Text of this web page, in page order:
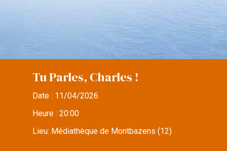
Tu Parles, Charles !
Date : 11/04/2026
Heure :20:00
Lieu: Médiathèque de Montbazens (12)